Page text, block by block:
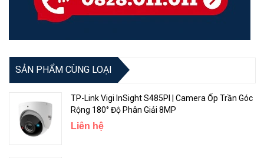
SẢN PHẨM CÙNG LOẠI
TP-Link Vigi InSight S485PI | Camera Ốp Trần Góc
Rộng 180° Độ Phân Giải 8MP
Liên hệ